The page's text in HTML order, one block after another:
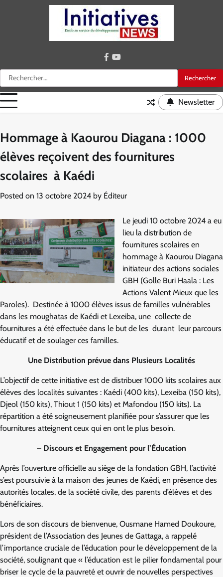
Rechercher :
facebook
youtube
Newsletter
Hommage à Kaourou Diagana : 1000
élèves reçoivent des fournitures
scolaires à Kaédi
Posted on 13 octobre 2024 by Éditeur
Le jeudi 10 octobre 2024 a eu
lieu la distribution de
fournitures scolaires en
hommage à Kaourou Diagana
initiateur des actions sociales
GBH (Golle Buri Haala : Les
Actions Valent Mieux que les
Paroles). Destinée à 1000 élèves issus de familles vulnérables
dans les moughatas de Kaédi et Lexeiba, une collecte de
fournitures a été effectuée dans le but de les durant leur parcours
éducatif et de soulager ces familles.
Une Distribution prévue dans Plusieurs Localités
L’objectif de cette initiative est de distribuer 1000 kits scolaires aux
élèves des localités suivantes : Kaédi (400 kits), Lexeiba (150 kits),
Djeol (150 kits), Thiout 1 (150 kits) et Mafondou (150 kits). La
répartition a été soigneusement planifiée pour s’assurer que les
fournitures atteignent ceux qui en ont le plus besoin.
– Discours et Engagement pour l’Éducation
Après l’ouverture officielle au siège de la fondation GBH, l’activité
s’est poursuivie à la maison des jeunes de Kaédi, en présence des
autorités locales, de la société civile, des parents d’élèves et des
bénéficiaires.
Lors de son discours de bienvenue, Ousmane Hamed Doukoure,
président de l’Association des Jeunes de Gattaga, a rappelé
l’importance cruciale de l’éducation pour le développement de la
société, soulignant que « l’éducation est le pilier fondamental pour
briser le cycle de la pauvreté et ouvrir de nouvelles perspectives